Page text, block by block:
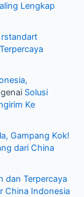
Lengkap
Solusi
Ke
Gampang Kok!
dari China
dan Terpercaya
China Indonesia